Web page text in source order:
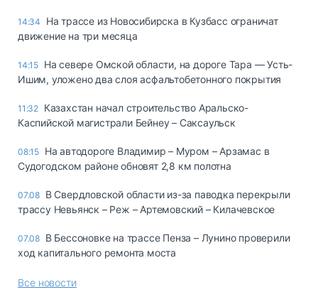
14:34
На трассе из Новосибирска в Кузбасс ограничат
движение на три месяца
14:15 На севере Омской области, на дороге Тара — Усть-
Ишим, уложено два слоя асфальтобетонного покрытия
11:32 Казахстан начал строительство Аральско-
Каспийской магистрали Бейнеу – Саксаульск
08:15 На автодороге Владимир – Муром – Арзамас в
Судогодском районе обновят 2,8 км полотна
07.08 В Свердловской области из-за паводка перекрыли
трассу Невьянск – Реж – Артемовский – Килачевское
07.08 В Бессоновке на трассе Пенза – Лунино проверили
ход капитального ремонта моста
Все новости